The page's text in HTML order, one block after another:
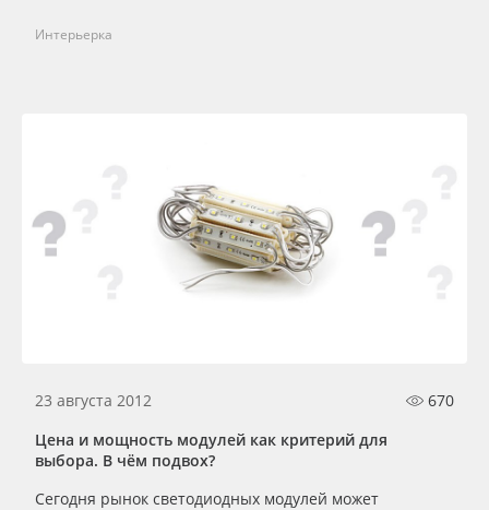
Интерьерка
23 августа 2012
670
Цена и мощность модулей как критерий для
выбора. В чём подвох?
Сегодня рынок светодиодных модулей может